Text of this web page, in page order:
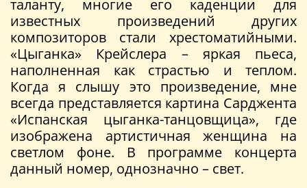
таланту, многие его каденции для
известных произведений других
композиторов стали хрестоматийными.
«Цыганка» Крейслера – яркая пьеса,
наполненная как страстью и теплом.
Когда я слышу это произведение, мне
всегда представляется картина Сарджента
«Испанская цыганка-танцовщица», где
изображена артистичная женщина на
светлом фоне. В программе концерта
данный номер, однозначно – свет.